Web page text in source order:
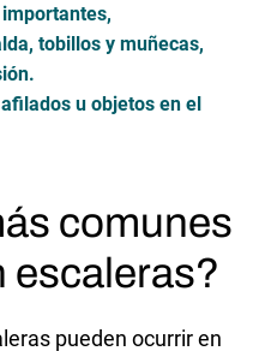
tobillos y muñecas,
u objetos en el
comunes
escaleras?
pueden ocurrir en